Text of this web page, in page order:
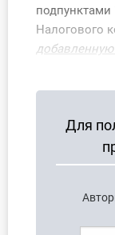
Учет по
Интернет-
О Системе
Обучение
Тарифы
подпунктами
Налогового
добавленную
Для